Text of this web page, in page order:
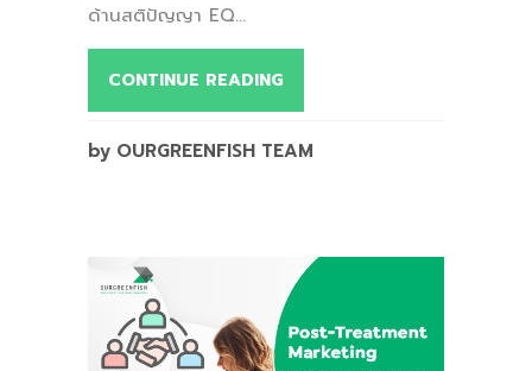
ด้านสติปัญญา EQ...
CONTINUE READING
by OURGREENFISH TEAM